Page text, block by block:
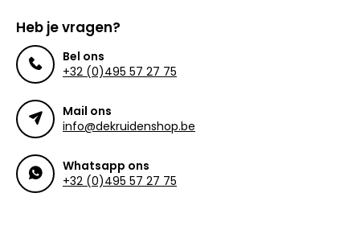
Heb je vragen?
Bel ons
+32 (0)495 57 27 75
Mail ons
info@dekruidenshop.be
Whatsapp ons
+32 (0)495 57 27 75